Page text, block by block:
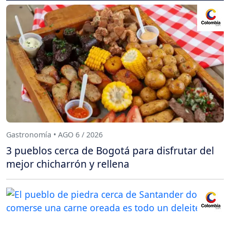
Gastronomía • AGO 6 / 2026
3 pueblos cerca de Bogotá para disfrutar del
mejor chicharrón y rellena